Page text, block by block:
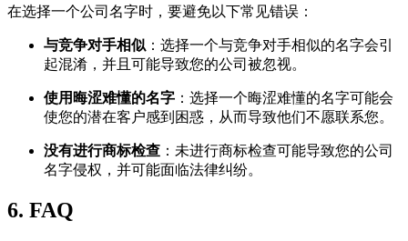
在选择一个公司名字时，要避免以下常见错误：
与竞争对手相似 ：选择一个与竞争对手相似的名字会引
起混淆，并且可能导致您的公司被忽视。
使用晦涩难懂的名字 ：选择一个晦涩难懂的名字可能会
使您的潜在客户感到困惑，从而导致他们不愿联系您。
没有进行商标检查 ：未进行商标检查可能导致您的公司
名字侵权，并可能面临法律纠纷。
6. FAQ